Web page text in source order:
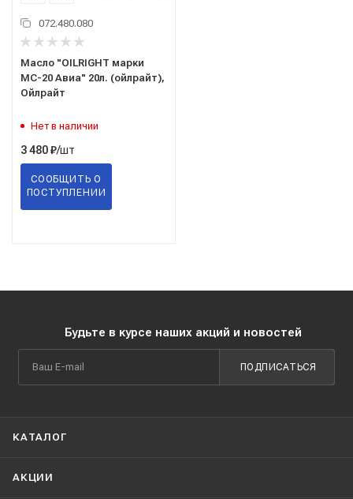
072.480.080
Масло "OILRIGHT марки
МС-20 Авиа" 20л. (ойлрайт),
Ойлрайт
Нет в наличии
3 480₽/шт
СООБЩИТЬ О
ПОСТУПЛЕНИИ
Будьте в курсе наших акций и новостей
ПОДПИСАТЬСЯ
КАТАЛОГ
АКЦИИ